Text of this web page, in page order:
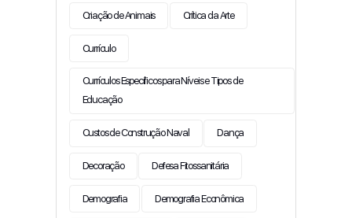
Criação de Animais Crítica da Arte
Currículo
Currículos Específicos para Níveis e Tipos de
Educação
Custos de Construção Naval Dança
Decoração Defesa Fitossanitária
Demografia Demografia Econômica